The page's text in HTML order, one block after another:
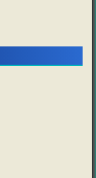
い効率的なお小遣い
ツール